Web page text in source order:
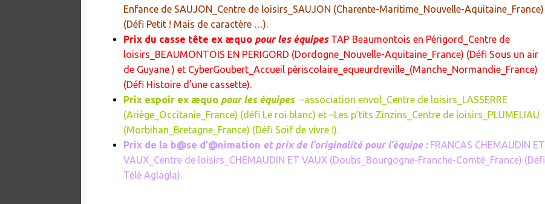
Enfance de SAUJON_Centre de loisirs_SAUJON (Charente-Maritime_Nouvelle-Aquitaine_France)
(Défi Petit ! Mais de caractère …).
Prix du casse tête ex æquopour les équipes TAP Beaumontois en Périgord_Centre de
loisirs_BEAUMONTOIS EN PERIGORD (Dordogne_Nouvelle-Aquitaine_France) (Défi Sous un air
de Guyane ) et CyberGoubert_Accueil périscolaire_equeurdreville_(Manche_Normandie_France)
(Défi Histoire d’une cassette).
Prix espoir ex æquo pour les équipes –association envol_Centre de loisirs_LASSERRE
(Ariège_Occitanie_France) (défi Le roi blanc) et –Les p’tits Zinzins_Centre de loisirs_PLUMELIAU
(Morbihan_Bretagne_France) (Défi Soif de vivre !).
Prix de la b@se d’@nimation et prix de l’originalité pour l’équipe :FRANCAS CHEMAUDIN ET
VAUX_Centre de loisirs_CHEMAUDIN ET VAUX (Doubs_Bourgogne-Franche-Comté_France) (Défi
Télé Aglagla).